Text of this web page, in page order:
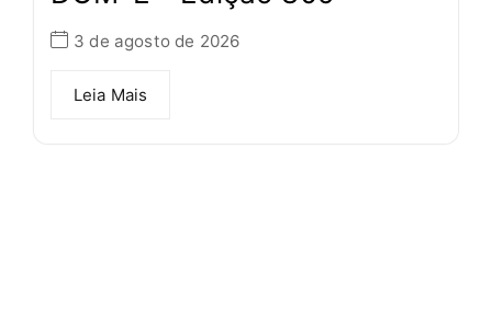
3 de agosto de 2026
Leia Mais